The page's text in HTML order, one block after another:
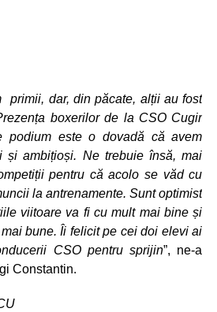
primii, dar, din păcate, alții au fost
boxerilor de la CSO Cugir
podium este o dovadă că avem
și ambițioși. Ne trebuie însă, mai
pentru că acolo se văd cu
la antrenamente. Sunt optimist
viitoare va fi cu mult mai bine și
bune. Îi felicit pe cei doi elevi ai
CSO pentru sprijin”, ne-a
Constantin.